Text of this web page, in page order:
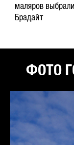
маляров выбрали
Брадайт
ФОТО